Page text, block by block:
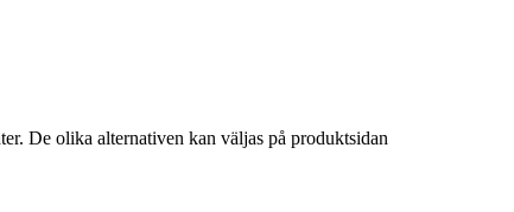
De olika alternativen kan väljas på produktsidan